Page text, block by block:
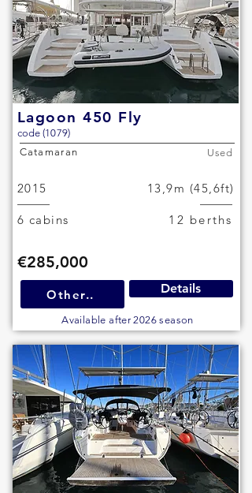
Lagoon 450 Fly
code (1079)
Catamaran
Used
2015
6 cabins
13,9m (45,6ft)
12 berths
€285,000
Other.. Details
Available after 2026 season